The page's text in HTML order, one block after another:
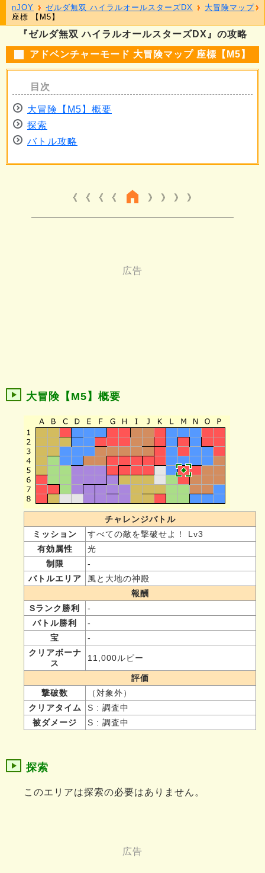
『ゼルダ無双 ハイラルオールスターズDX』の攻略
アドベンチャーモード 大冒険マップ 座標【M5】
大冒険【M5】概要
探索
バトル攻略
《 《 《 》 》 》
大冒険【M5】概要
チャレンジバトル
ミッション
すべての敵を撃破せよ！ Lv3
有効属性
光
制限
-
バトルエリア
風と大地の神殿
報酬
Sランク勝利
-
バトル勝利
-
宝
-
クリアボーナ
ス
11,000ルピー
評価
撃破数
（対象外）
クリアタイム
S : 調査中
被ダメージ
S : 調査中
探索
このエリアは探索の必要はありません。
nJOY ゼルダ無双 ハイラルオールスターズDX
大冒険マップ
座標 【M5】